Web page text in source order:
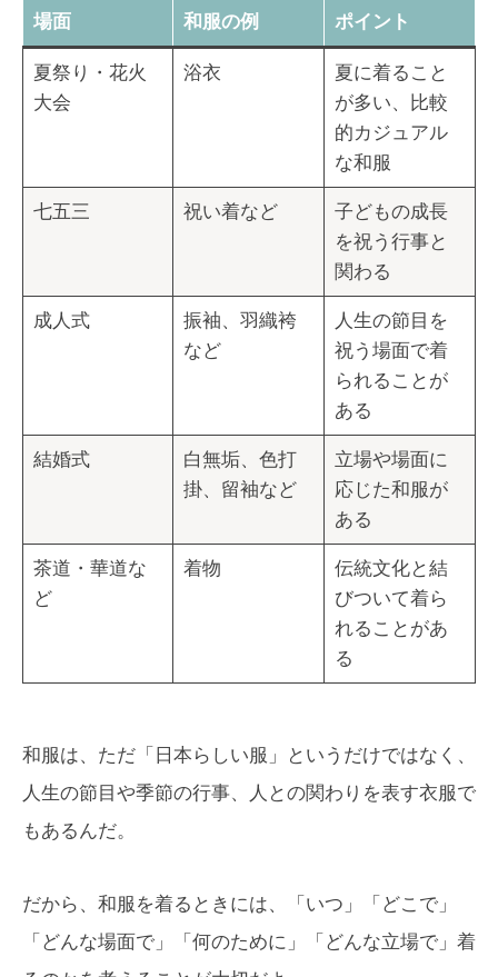
場面 和服の例 ポイント
夏祭り・花火
大会
浴衣
夏に着ること
が多い、比較
的カジュアル
な和服
七五三 祝い着など
子どもの成長
を祝う行事と
関わる
成人式
振袖、羽織袴
など
人生の節目を
祝う場面で着
られることが
ある
結婚式
白無垢、色打
掛、留袖など
立場や場面に
応じた和服が
ある
茶道・華道な
ど
着物
伝統文化と結
びついて着ら
れることがあ
る
和服は、ただ「日本らしい服」というだけではなく、
人生の節目や季節の行事、人との関わりを表す衣服で
もあるんだ。
だから、和服を着るときには、「いつ」「どこで」
「どんな場面で」「何のために」「どんな立場で」着